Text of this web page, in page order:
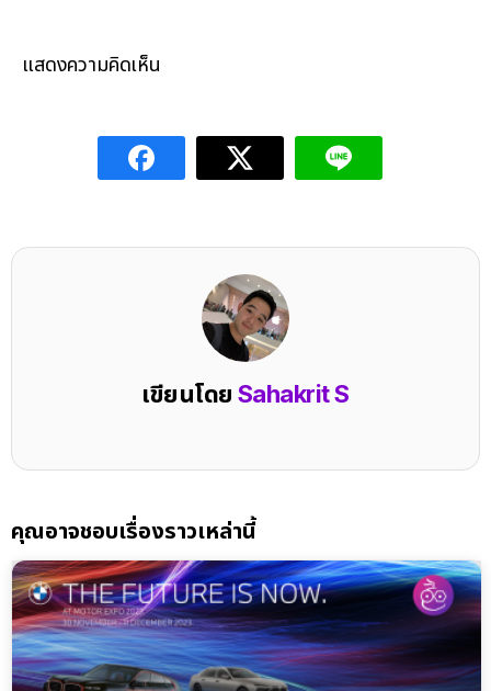
แสดงความคิดเห็น
เขียนโดยSahakrit S
คุณอาจชอบเรื่องราวเหล่านี้